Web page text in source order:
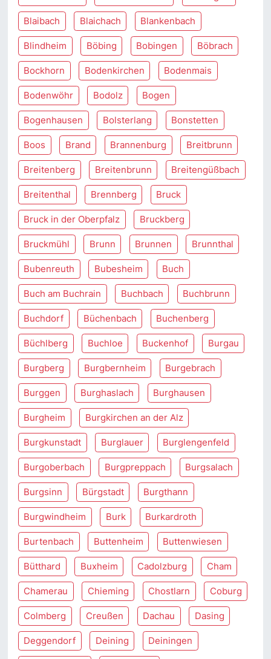
Blaibach Blaichach Blankenbach
Blindheim Böbing Bobingen Böbrach
Bockhorn Bodenkirchen Bodenmais
Bodenwöhr Bodolz Bogen
Bogenhausen Bolsterlang Bonstetten
Boos Brand Brannenburg Breitbrunn
Breitenberg Breitenbrunn Breitengüßbach
Breitenthal Brennberg Bruck
Bruck in der Oberpfalz Bruckberg
Bruckmühl Brunn Brunnen Brunnthal
Bubenreuth Bubesheim Buch
Buch am Buchrain Buchbach Buchbrunn
Buchdorf Büchenbach Buchenberg
Büchlberg Buchloe Buckenhof Burgau
Burgberg Burgbernheim Burgebrach
Burggen Burghaslach Burghausen
Burgheim Burgkirchen an der Alz
Burgkunstadt Burglauer Burglengenfeld
Burgoberbach Burgpreppach Burgsalach
Burgsinn Bürgstadt Burgthann
Burgwindheim Burk Burkardroth
Burtenbach Buttenheim Buttenwiesen
Bütthard Buxheim Cadolzburg Cham
Chamerau Chieming Chostlarn Coburg
Colmberg Creußen Dachau Dasing
Deggendorf Deining Deiningen